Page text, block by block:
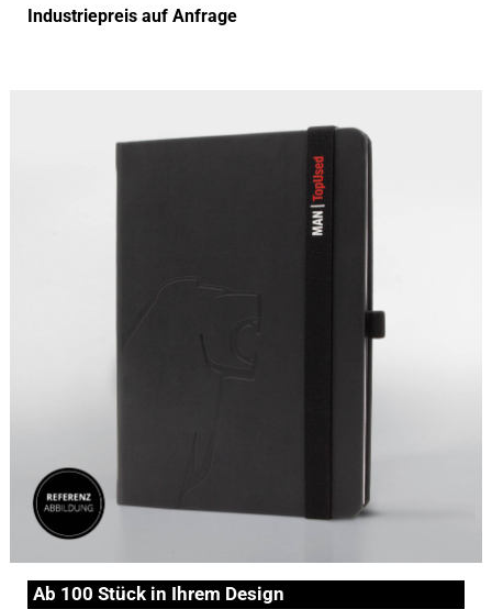
Industriepreis auf Anfrage
Ab 100 Stück in Ihrem Design